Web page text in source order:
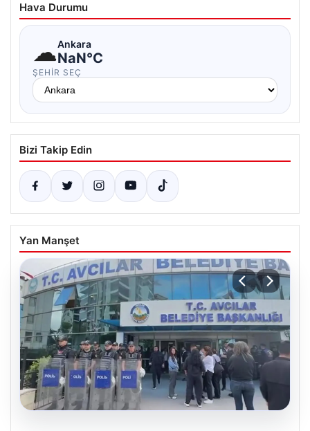
Hava Durumu
☁Ankara
NaN°C
ŞEHIR SEÇ
Bizi Takip Edin
Yan Manşet